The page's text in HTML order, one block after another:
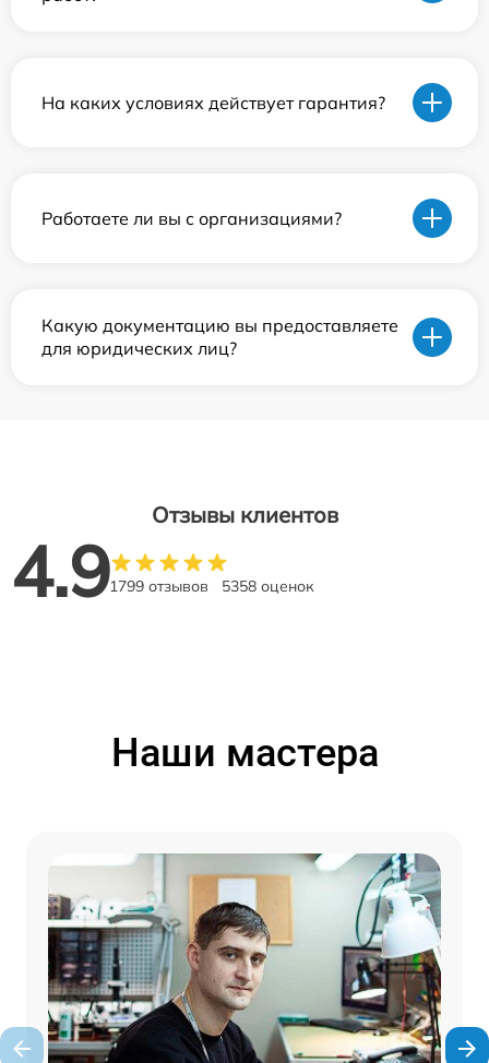
На каких условиях действует гарантия?
Работаете ли вы с организациями?
Какую документацию вы предоставляете
для юридических лиц?
Отзывы клиентов
4.91799 отзывов 5358 оценок
Наши мастера